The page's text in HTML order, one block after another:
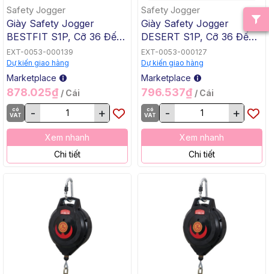
Safety Jogger
Giày Safety Jogger
BESTFIT S1P, Cỡ 36 Đến
48
EXT-0053-000139
Dự kiến giao hàng
Marketplace
878.025₫ / Cái
có
VAT
- +
Xem nhanh
Chi tiết
Safety Jogger
Giày Safety Jogger
DESERT S1P, Cỡ 36 Đến
47
EXT-0053-000127
Dự kiến giao hàng
Marketplace
796.537₫ / Cái
có
VAT
- +
Xem nhanh
Chi tiết